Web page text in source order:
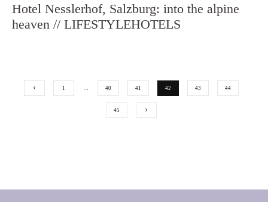
Hotel Nesslerhof, Salzburg: into the alpine
heaven // LIFESTYLEHOTELS
1 40 41 42 43 44
45